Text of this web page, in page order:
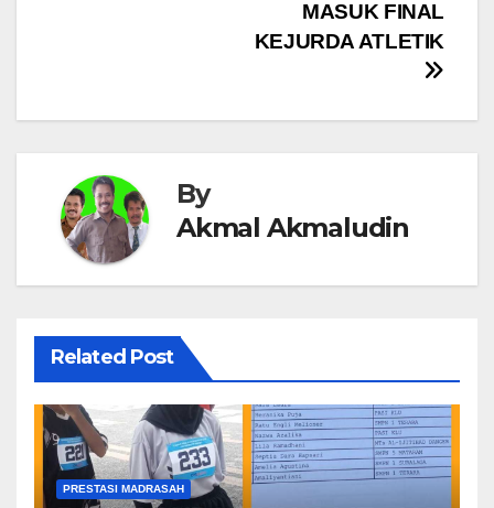
MASUK FINAL
KEJURDA ATLETIK
By
Akmal Akmaludin
Related Post
PRESTASI MADRASAH